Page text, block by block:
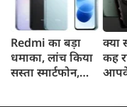
Redmi का बड़ा
धमाका, लांच किया
सस्ता स्मार्टफोन,
क्या
कह